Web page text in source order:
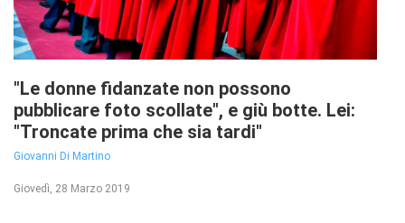
"Le donne fidanzate non possono
pubblicare foto scollate", e giù botte. Lei:
"Troncate prima che sia tardi"
Giovanni Di Martino
Giovedì, 28 Marzo 2019